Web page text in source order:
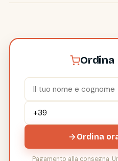
Ordina
Ordina
Pagamento alla consegna.